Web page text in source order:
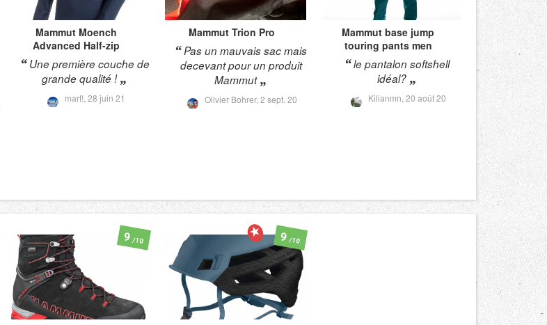
Mammut Moench
Advanced Half-zip
Une première couche de
grande qualité !
mart!,28 juin 21
Mammut Trion Pro
Pas un mauvais sac mais
decevant pour un produit
Mammut
Olivier Bohrer,2 sept. 20
Mammut base jump
touring pants men
le pantalon softshell
idéal?
Kilianmn,20 août 20
9/10 9/10